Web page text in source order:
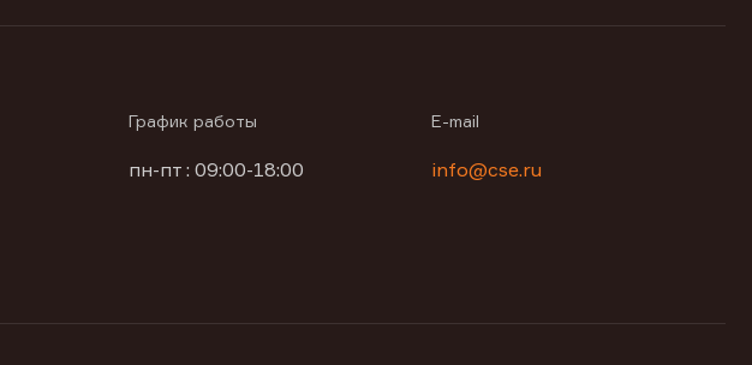
График работы
пн-пт : 09:00-18:00
E-mail
info@cse.ru